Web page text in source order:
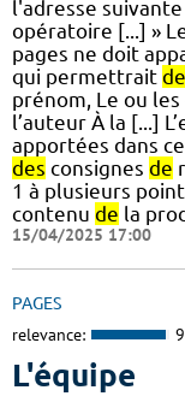
l'adresse
opératoire [...] »
pages ne doit
qui permettrait de
prénom, Le ou
l’auteur À la [...]
apportées dans
des consignes de
1 à plusieurs
contenu de la
15/04/2025 17:00
PAGES
relevance:
L'équipe